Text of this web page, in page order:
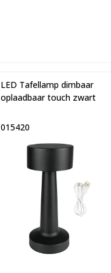
LED Tafellamp dimbaar
oplaadbaar touch zwart
015420